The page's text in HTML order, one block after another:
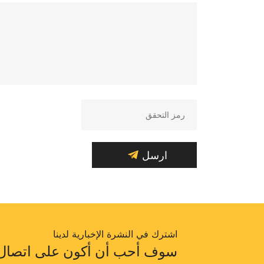
ارسل
اشترك في النشرة الإخبارية لدينا
سوف أحب أن أكون على